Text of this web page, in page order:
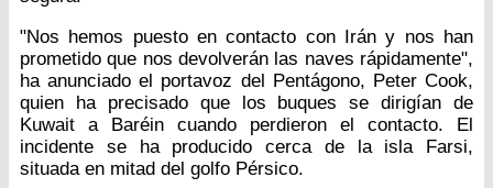
"Nos hemos puesto en contacto con Irán y nos han
prometido que nos devolverán las naves rápidamente",
ha anunciado el portavoz del Pentágono, Peter Cook,
quien ha precisado que los buques se dirigían de
Kuwait a Baréin cuando perdieron el contacto. El
incidente se ha producido cerca de la isla Farsi,
situada en mitad del golfo Pérsico.